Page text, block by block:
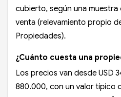
cubierto, según una
venta (relevamiento propio
Propiedades).
¿Cuánto cuesta una
Los precios van desde USD
880.000, con un valor típico